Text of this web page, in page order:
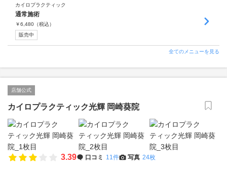
カイロプラクティック
通常施術
￥6,480 （税込）
販売中
全てのメニューを見る
店舗公式
カイロプラクティック光輝 岡崎葵院
3.39 口コミ 11件 写真 24枚